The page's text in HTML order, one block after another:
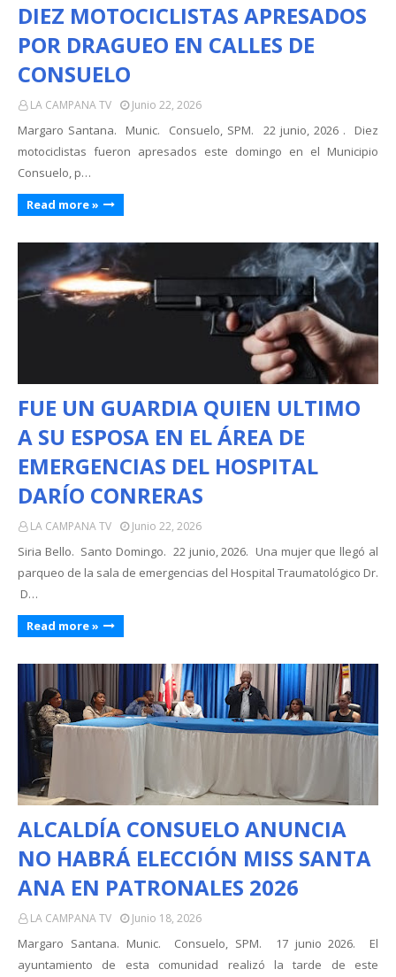
DIEZ MOTOCICLISTAS APRESADOS
POR DRAGUEO EN CALLES DE
CONSUELO
LA CAMPANA TV Junio 22, 2026
Margaro Santana. Munic. Consuelo, SPM. 22 junio, 2026 . Diez
motociclistas fueron apresados este domingo en el Municipio
Consuelo, p…
Read more »
FUE UN GUARDIA QUIEN ULTIMO
A SU ESPOSA EN EL ÁREA DE
EMERGENCIAS DEL HOSPITAL
DARÍO CONRERAS
LA CAMPANA TV Junio 22, 2026
Siria Bello. Santo Domingo. 22 junio, 2026. Una mujer que llegó al
parqueo de la sala de emergencias del Hospital Traumatológico Dr.
D…
Read more »
ALCALDÍA CONSUELO ANUNCIA
NO HABRÁ ELECCIÓN MISS SANTA
ANA EN PATRONALES 2026
LA CAMPANA TV Junio 18, 2026
Margaro Santana. Munic. Consuelo, SPM. 17 junio 2026. El
ayuntamiento de esta comunidad realizó la tarde de este